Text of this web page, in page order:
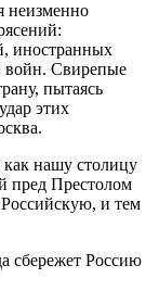
неизменно
иностранных
войн. Свирепые
пытаясь
этих
нашу столицу
пред Престолом
и тем
сбережет Россию